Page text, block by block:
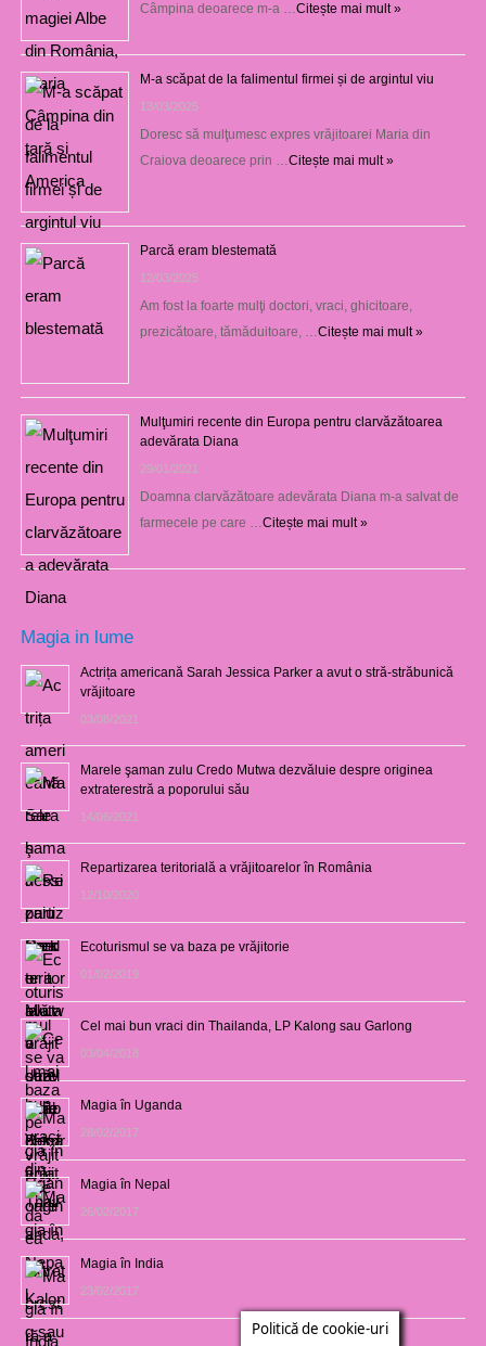
Câmpina deoarece m-a …Citește mai mult »
M-a scăpat de la falimentul firmei și de argintul viu
13/03/2025
Doresc să mulţumesc expres vrăjitoarei Maria din
Craiova deoarece prin …Citește mai mult »
Parcă eram blestemată
12/03/2025
Am fost la foarte mulţi doctori, vraci, ghicitoare,
prezicătoare, tămăduitoare, …Citește mai mult »
Mulţumiri recente din Europa pentru clarvăzătoarea
adevărata Diana
29/01/2021
Doamna clarvăzătoare adevărata Diana m-a salvat de
farmecele pe care …Citește mai mult »
Magia in lume
Actrița americană Sarah Jessica Parker a avut o stră-străbunică
vrăjitoare
03/08/2021
Marele şaman zulu Credo Mutwa dezvăluie despre originea
extraterestră a poporului său
14/06/2021
Repartizarea teritorială a vrăjitoarelor în România
12/10/2020
Ecoturismul se va baza pe vrăjitorie
01/02/2019
Cel mai bun vraci din Thailanda, LP Kalong sau Garlong
03/04/2018
Magia în Uganda
28/02/2017
Magia în Nepal
26/02/2017
Magia în India
23/02/2017
Politică de cookie-uri